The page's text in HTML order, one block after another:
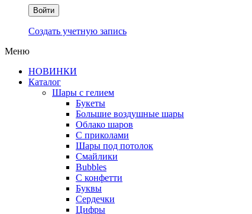
Войти
Создать учетную запись
Меню
НОВИНКИ
Каталог
Шары с гелием
Букеты
Большие воздушные шары
Облако шаров
С приколами
Шары под потолок
Смайлики
Bubbles
С конфетти
Буквы
Сердечки
Цифры